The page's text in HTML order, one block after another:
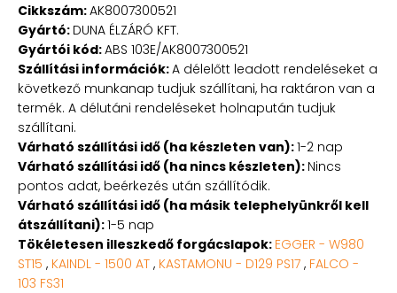
Cikkszám:AK8007300521
Gyártó: DUNA ÉLZÁRÓ KFT.
Gyártói kód:ABS 103E/AK8007300521
Szállítási információk:A délelőtt leadott rendeléseket a
következő munkanap tudjuk szállítani, ha raktáron van a
termék. A délutáni rendeléseket holnapután tudjuk
szállítani.
Várható szállítási idő (ha készleten van):1-2 nap
Várható szállítási idő (ha nincs készleten): Nincs
pontos adat, beérkezés után szállítódik.
Várható szállítási idő (ha másik telephelyünkről kell
átszállítani):1-5 nap
Tökéletesen illeszkedő forgácslapok: EGGER - W980
ST15 , KAINDL - 1500 AT , KASTAMONU - D129 PS17 , FALCO -
103 FS31